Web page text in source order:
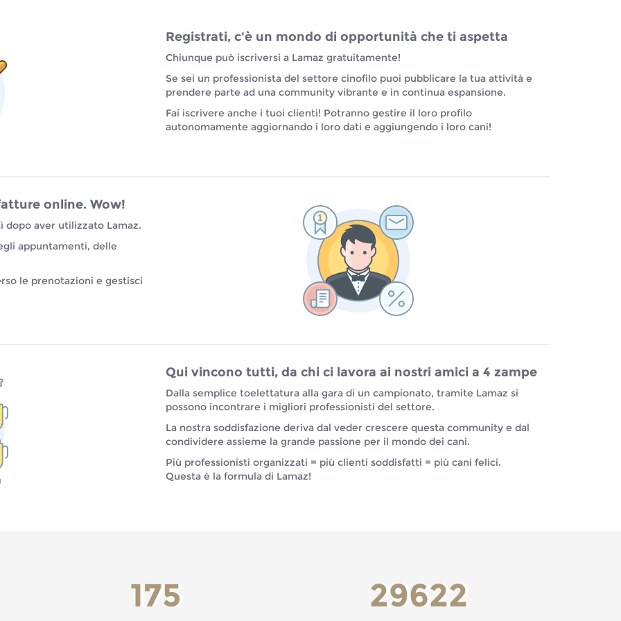
Registrati, c'è un mondo di opportunità che ti aspetta
Chiunque può iscriversi a Lamaz gratuitamente!
Se sei un professionista del settore cinofilo puoi pubblicare la tua attività e
prendere parte ad una community vibrante e in continua espansione.
Fai iscrivere anche i tuoi clienti! Potranno gestire il loro profilo
autonomamente aggiornando i loro dati e aggiungendo i loro cani!
online. Wow!
aver utilizzato Lamaz.
appuntamenti, delle
le prenotazioni e gestisci
Qui vincono tutti, da chi ci lavora ai nostri amici a 4 zampe
Dalla semplice toelettatura alla gara di un campionato, tramite Lamaz si
possono incontrare i migliori professionisti del settore.
La nostra soddisfazione deriva dal veder crescere questa community e dal
condividere assieme la grande passione per il mondo dei cani.
Più professionisti organizzati = più clienti soddisfatti = più cani felici.
Questa è la formula di Lamaz!
175 29622